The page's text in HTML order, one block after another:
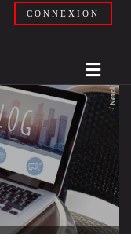
CONNEXION